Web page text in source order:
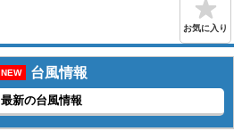
お気に入り
NEW 台風情報
最新の台風情報